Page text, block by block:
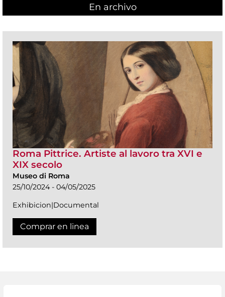
En archivo
Roma Pittrice. Artiste al lavoro tra XVI e
XIX secolo
Museo di Roma
25/10/2024 - 04/05/2025
Exhibicion|Documental
Comprar en linea